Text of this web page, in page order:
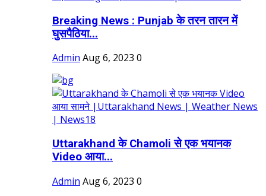
Breaking News : Punjab के तरन तारन में
घुसपैठिया...
Admin Aug 6, 2023 0
Uttarakhand के Chamoli से एक भयानक
Video आया...
Admin Aug 6, 2023 0